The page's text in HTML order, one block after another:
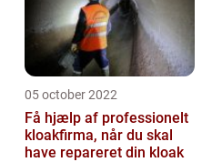
05 october 2022
Få hjælp af professionelt
kloakfirma, når du skal
have repareret din kloak